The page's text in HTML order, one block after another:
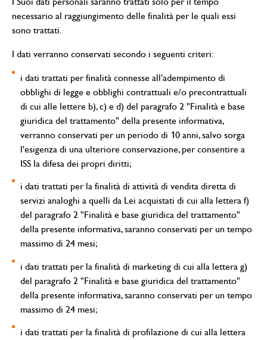
necessario al raggiungimento delle finalità per le quali essi
sono trattati.
I dati verranno conservati secondo i seguenti criteri:
i dati trattati per finalità connesse all'adempimento di
obblighi di legge e obblighi contrattuali e/o precontrattuali
di cui alle lettere b), c) e d) del paragrafo 2 "Finalità e base
giuridica del trattamento" della presente informativa,
verranno conservati per un periodo di 10 anni, salvo sorga
l'esigenza di una ulteriore conservazione, per consentire a
ISS la difesa dei propri diritti;
i dati trattati per la finalità di attività di vendita diretta di
servizi analoghi a quelli da Lei acquistati di cui alla lettera f)
del paragrafo 2 "Finalità e base giuridica del trattamento"
della presente informativa, saranno conservati per un tempo
massimo di 24 mesi;
i dati trattati per la finalità di marketing di cui alla lettera g)
del paragrafo 2 "Finalità e base giuridica del trattamento"
della presente informativa, saranno conservati per un tempo
massimo di 24 mesi;
i dati trattati per la finalità di profilazione di cui alla lettera